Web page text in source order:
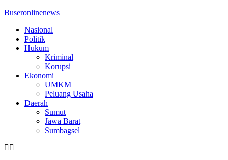
Buseronlinenews
Nasional
Politik
Hukum
Kriminal
Korupsi
Ekonomi
UMKM
Peluang Usaha
Daerah
Sumut
Jawa Barat
Sumbagsel